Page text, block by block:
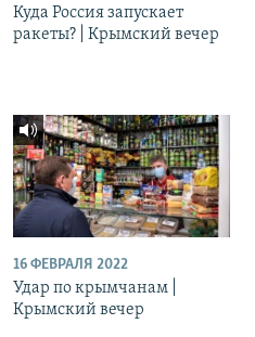
Куда Россия запускает
ракеты? | Крымский вечер
16 ФЕВРАЛЯ 2022
Удар по крымчанам |
Крымский вечер